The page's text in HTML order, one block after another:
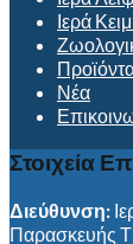
Ιερά
Νέα
Στοιχεία
Διεύθυνση:
Παρασκευής